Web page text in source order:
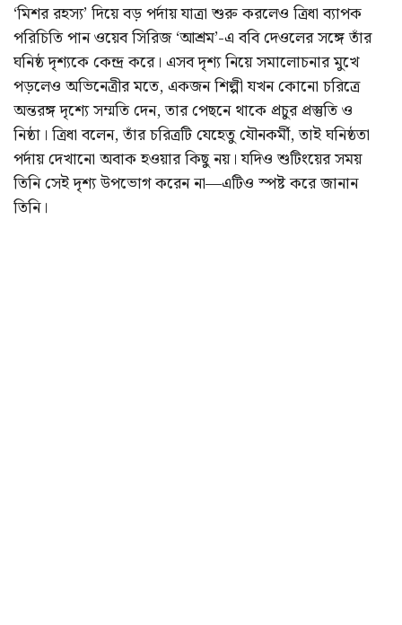
‘মিশর রহস্য’ দিয়ে বড় পর্দায় যাত্রা শুরু করলেও ত্রিধা ব্যাপক
পরিচিতি পান ওয়েব সিরিজ ‘আশ্রম’-এ ববি দেওলের সঙ্গে তাঁর
ঘনিষ্ঠ দৃশ্যকে কেন্দ্র করে। এসব দৃশ্য নিয়ে সমালোচনার মুখে
পড়লেও অভিনেত্রীর মতে, একজন শিল্পী যখন কোনো চরিত্রে
অন্তরঙ্গ দৃশ্যে সম্মতি দেন, তার পেছনে থাকে প্রচুর প্রস্তুতি ও
নিষ্ঠা। ত্রিধা বলেন, তাঁর চরিত্রটি যেহেতু যৌনকর্মী, তাই ঘনিষ্ঠতা
পর্দায় দেখানো অবাক হওয়ার কিছু নয়। যদিও শুটিংয়ের সময়
তিনি সেই দৃশ্য উপভোগ করেন না—এটিও স্পষ্ট করে জানান
তিনি।